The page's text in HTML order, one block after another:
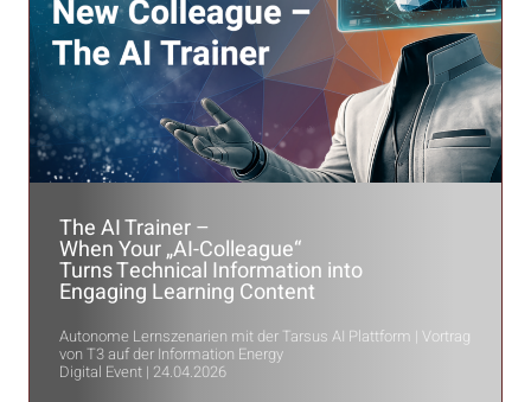
The AI Trainer –
When Your „AI-Colleague“
Turns Technical Information into
Engaging Learning Content
Autonome Lernszenarien mit der Tarsus AI Plattform | Vortrag
von T3 auf der Information Energy
Digital Event | 24.04.2026